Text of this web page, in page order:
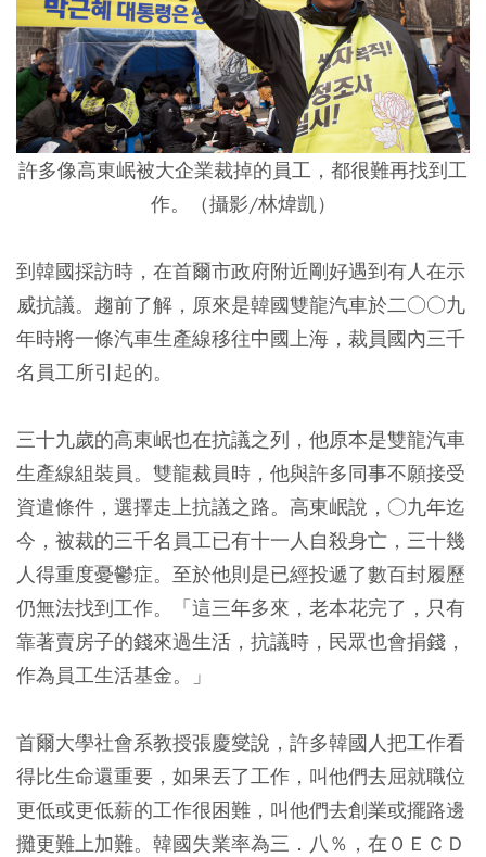
許多像高東岷被大企業裁掉的員工，都很難再找到工
作。（攝影/林煒凱）
到韓國採訪時，在首爾市政府附近剛好遇到有人在示
威抗議。趨前了解，原來是韓國雙龍汽車於二○○九
年時將一條汽車生產線移往中國上海，裁員國內三千
名員工所引起的。
三十九歲的高東岷也在抗議之列，他原本是雙龍汽車
生產線組裝員。雙龍裁員時，他與許多同事不願接受
資遣條件，選擇走上抗議之路。高東岷說，○九年迄
今，被裁的三千名員工已有十一人自殺身亡，三十幾
人得重度憂鬱症。至於他則是已經投遞了數百封履歷
仍無法找到工作。「這三年多來，老本花完了，只有
靠著賣房子的錢來過生活，抗議時，民眾也會捐錢，
作為員工生活基金。」
首爾大學社會系教授張慶燮說，許多韓國人把工作看
得比生命還重要，如果丟了工作，叫他們去屈就職位
更低或更低薪的工作很困難，叫他們去創業或擺路邊
攤更難上加難。韓國失業率為三．八％，在ＯＥＣＤ